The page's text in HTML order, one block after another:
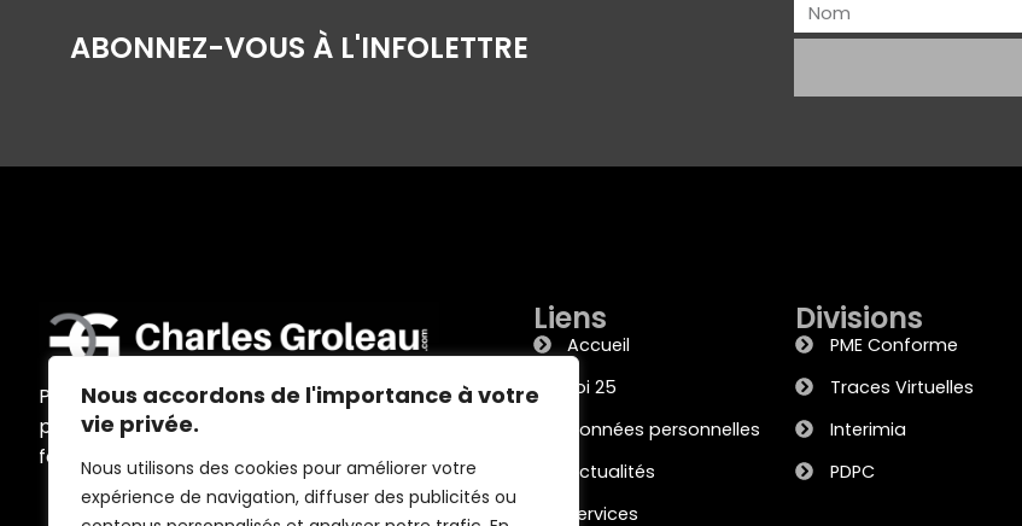
Nous accordons de l'importance à votre
vie privée.
Nous utilisons des cookies pour améliorer votre
expérience de navigation, diffuser des publicités ou
ABONNEZ-VOUS À L'INFOLETTRE
Programmes d’accompagnement
personnalisés, ateliers, conférences,
formations et outils sur mesure
Liens
Accueil
Loi 25
Données personnelles
Actualités
Services
Divisions
PME Conforme
Traces Virtuelles
Interimia
PDPC